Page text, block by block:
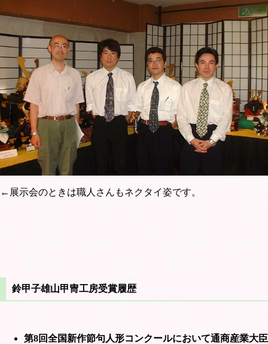
←展示会のときは職人さんもネクタイ姿です。
鈴甲子雄山甲冑工房受賞履歴
第8回全国新作節句人形コンクールにおいて通商産業大臣